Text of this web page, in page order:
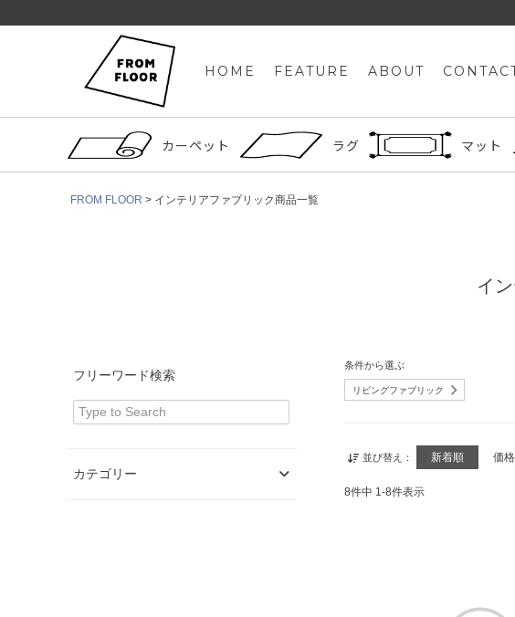
HOME FEATURE ABOUT
カーペット ラグ マット
FROM FLOOR インテリアファブリック商品一覧
イ
フリーワード検索
カテゴリー
条件から選ぶ
リビングファブリック
並び替え 新着順 価
8件中 1-8件表示